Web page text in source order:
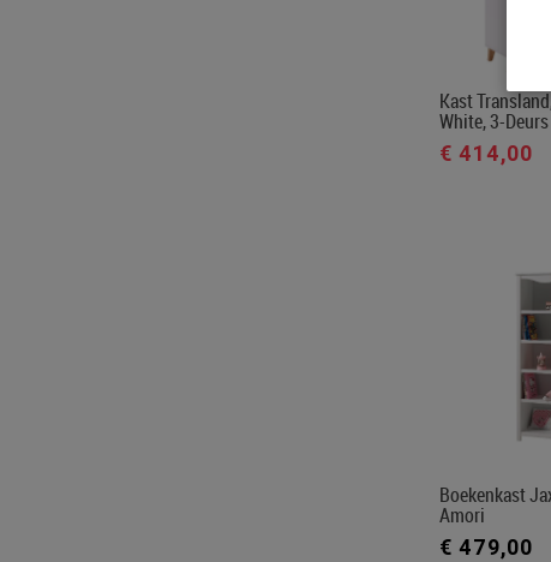
Kast
White, 3-Deurs
€ 414,00
Boekenkast
Amori
€ 479,00